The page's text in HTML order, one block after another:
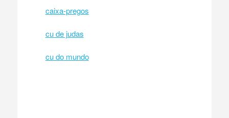
caixa-pregos
cu de judas
cu do mundo